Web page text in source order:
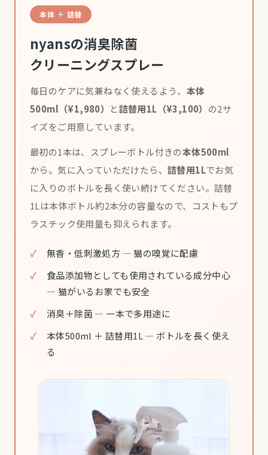
本体 ＋ 詰替
nyansの消臭除菌
クリーニングスプレー
毎日のケアに気兼ねなく使えるよう、 本体
500ml（¥1,980）
と詰替用1L（¥3,100） の2サ
イズをご用意しています。
最初の1本は、スプレーボトル付きの本体500ml
から。気に入っていただけたら、 詰替用1Lでお気
に入りのボトルを長く使い続けてください。詰替
1Lは本体ボトル約2本分の容量なので、コストもプ
ラスチック使用量も抑えられます。
無香・低刺激処方 — 猫の嗅覚に配慮
食品添加物としても使用されている成分中心
— 猫がいるお家でも安全
消臭＋除菌 — 一本で多用途に
本体500ml ＋ 詰替用1L — ボトルを長く使え
る